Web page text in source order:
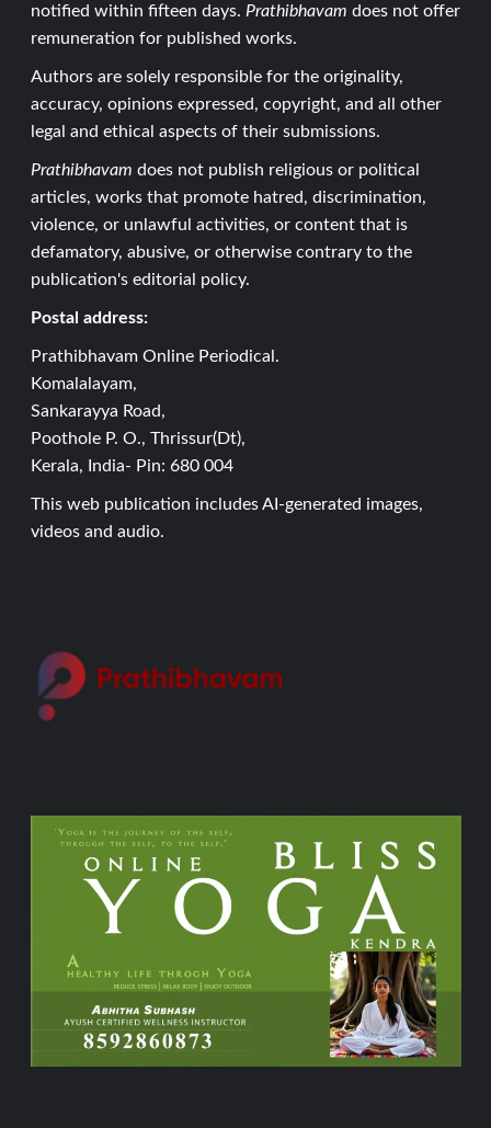
notified within fifteen days. Prathibhavam does not offer
remuneration for published works.
Authors are solely responsible for the originality,
accuracy, opinions expressed, copyright, and all other
legal and ethical aspects of their submissions.
Prathibhavam does not publish religious or political
articles, works that promote hatred, discrimination,
violence, or unlawful activities, or content that is
defamatory, abusive, or otherwise contrary to the
publication's editorial policy.
Postal address:
Prathibhavam Online Periodical.
Komalalayam,
Sankarayya Road,
Poothole P. O., Thrissur(Dt),
Kerala, India- Pin: 680 004
This web publication includes AI-generated images,
videos and audio.